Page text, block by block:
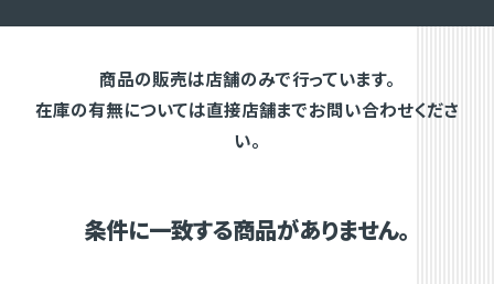
商品の販売は店舗のみで行っています。
在庫の有無については直接店舗までお問い合わせくださ
い。
条件に一致する商品がありません。